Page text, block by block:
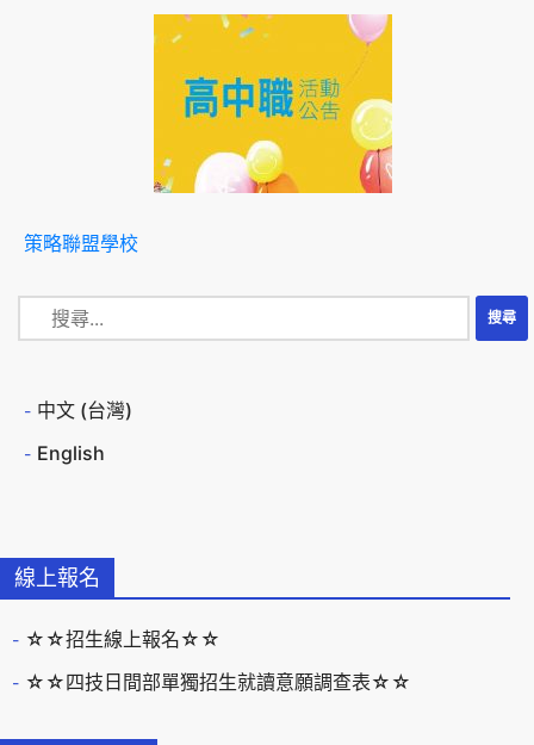
線上報名
☆☆招生線上報名☆☆
☆☆四技日間部單獨招生就讀意願調查表☆☆
策略聯盟學校
中文 (台灣)
English